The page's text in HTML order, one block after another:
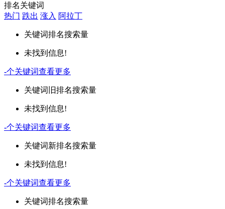
排名关键词
热门 跌出 涨入 阿拉丁
关键词排名搜索量
未找到信息!
-个关键词查看更多
关键词 旧排名搜索量
未找到信息!
-个关键词查看更多
关键词新排名搜索量
未找到信息!
-个关键词查看更多
关键词排名搜索量